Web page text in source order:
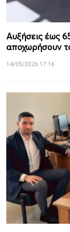
Αυξήσεις έως
αποχωρήσουν
14/05/2026 17:16